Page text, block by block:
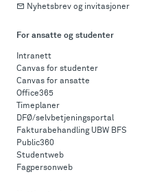
Nyhetsbrev og invitasjoner
For ansatte og studenter
Intranett
Canvas for studenter
Canvas for ansatte
Office365
Timeplaner
DFØ/selvbetjeningsportal
Fakturabehandling UBW BFS
Public360
Studentweb
Fagpersonweb